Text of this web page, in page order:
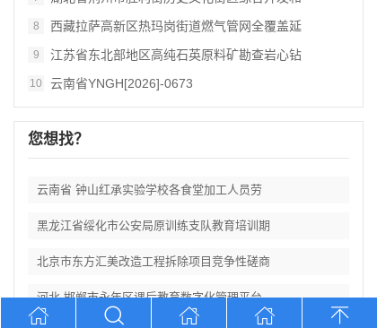
8 西藏拉萨高新区热玛岗街道燃气管网全覆盖延
9 江苏省东北部地区高纯石英原料矿勘查岩心钻
10 云南省YNGH[2026]-0673
您想找？
云南省 钟山红承实验学校各食堂加工人员劳
黑龙江省绥化市公安局原训练支队教育培训期
北京市东方汇美改造工程拆除项目竞争性磋商
河北 邯郸市永年区课后教育数字化管理平台